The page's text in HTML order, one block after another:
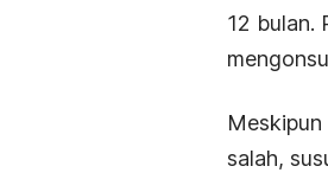
12 bulan.
salah,